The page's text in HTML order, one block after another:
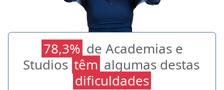
78,3% de Academias e
Studios têm algumas destas
dificuldades